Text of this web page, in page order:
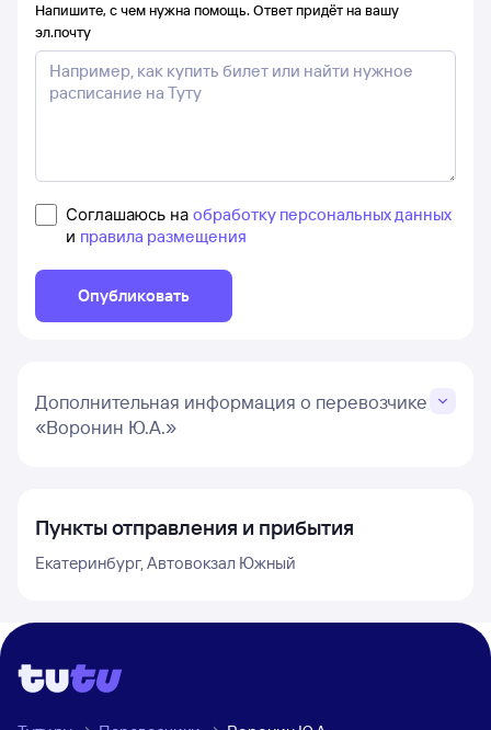
Напишите, с чем нужна помощь. Ответ придёт на вашу
эл.почту
Соглашаюсь на обработку персональных данных
и правила размещения
Опубликовать
Дополнительная информация о перевозчике
«Воронин Ю.А.»
Пункты отправления и прибытия
Екатеринбург, Автовокзал Южный